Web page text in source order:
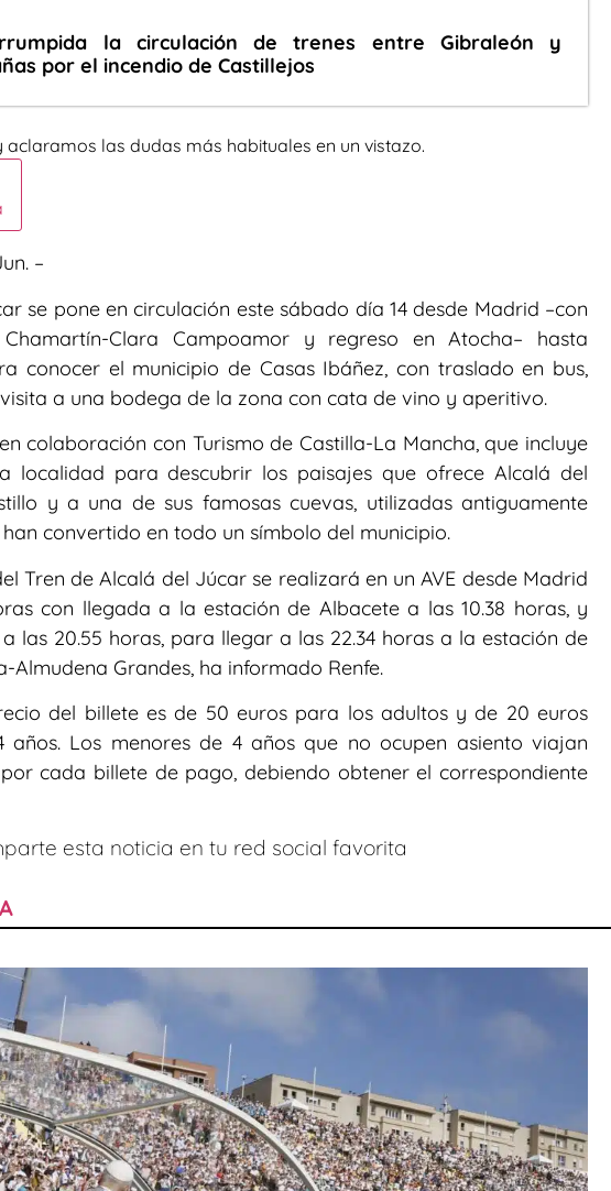
la circulación de trenes entre Gibraleón y
por el incendio de Castillejos
aclaramos las dudas más habituales en un vistazo.
–
se pone en circulación este sábado día 14 desde Madrid –con
Clara Campoamor y regreso en Atocha– hasta
conocer el municipio de Casas Ibáñez, con traslado en bus,
a una bodega de la zona con cata de vino y aperitivo.
colaboración con Turismo de Castilla-La Mancha, que incluye
localidad para descubrir los paisajes que ofrece Alcalá del
y a una de sus famosas cuevas, utilizadas antiguamente
convertido en todo un símbolo del municipio.
Tren de Alcalá del Júcar se realizará en un AVE desde Madrid
con llegada a la estación de Albacete a las 10.38 horas, y
las 20.55 horas, para llegar a las 22.34 horas a la estación de
Almudena Grandes, ha informado Renfe.
del billete es de 50 euros para los adultos y de 20 euros
años. Los menores de 4 años que no ocupen asiento viajan
cada billete de pago, debiendo obtener el correspondiente
esta noticia en tu red social favorita